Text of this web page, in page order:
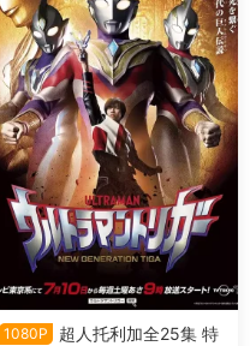
1080P
超人托利加全25集 特